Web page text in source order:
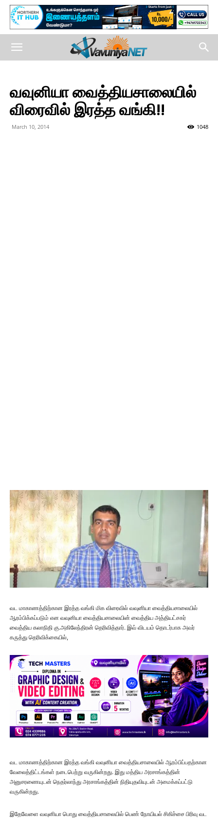
வவுனியா வைத்தியசாலையில்
விரைவில் இரத்த வங்கி!!
March 10, 2014 1048
வட மாகாணத்திற்கான இரத்த வங்கி மிக விரைவில் வவுனியா வைத்தியசாலையில்
ஆரம்பிக்கப்படும் என வவுனியா வைத்தியசாலையின் வைத்திய அத்தியட்சகர்
வைத்திய கலாநிதி கு.அகிலேந்திரன் தெரிவித்தார். இவ் விடயம் தொடர்பாக அவர்
கருத்து தெரிவிக்கையில்,
வட மாகாணத்திற்கான இரத்த வங்கி வவுனியா வைத்தியசாலையில் ஆரம்பிப்பதற்கான
வேலைத்திட்டங்கள் நடைபெற்று வருகின்றது. இது மத்திய அரசாங்கத்தின்
அனுசரணையுடன் நெதர்லாந்து அரசாங்கத்தின் நிதியுதவியுடன் அமைக்கப்பட்டு
வருகின்றது.
இதேவேளை வவுனியா பொது வைத்தியசாலையில் பெண் நோயியல் சிகிச்சை பிரிவு வட